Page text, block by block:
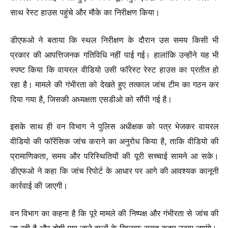
साथ रेस्ट हाउस पहुंचे और मौके का निरीक्षण किया।
डीएफओ ने बताया कि स्थल निरीक्षण के दौरान उस समय किसी भी
प्रकार की आपत्तिजनक गतिविधि नहीं पाई गई। हालांकि उन्होंने यह भी
स्पष्ट किया कि वायरल वीडियो उसी फॉरेस्ट रेस्ट हाउस का प्रतीत हो
रहा है। मामले की गंभीरता को देखते हुए तत्काल जांच टीम का गठन कर
दिया गया है, जिसकी अध्यक्षता एसडीओ को सौंपी गई है।
इसके साथ ही वन विभाग ने पुलिस अधीक्षक को पत्र भेजकर वायरल
वीडियो की फॉरेंसिक जांच कराने का अनुरोध किया है, ताकि वीडियो की
प्रामाणिकता, समय और परिस्थितियों की पूरी सच्चाई सामने आ सके।
डीएफओ ने कहा कि जांच रिपोर्ट के आधार पर आगे की आवश्यक कानूनी
कार्रवाई की जाएगी।
वन विभाग का कहना है कि पूरे मामले की निष्पक्ष और गंभीरता से जांच की